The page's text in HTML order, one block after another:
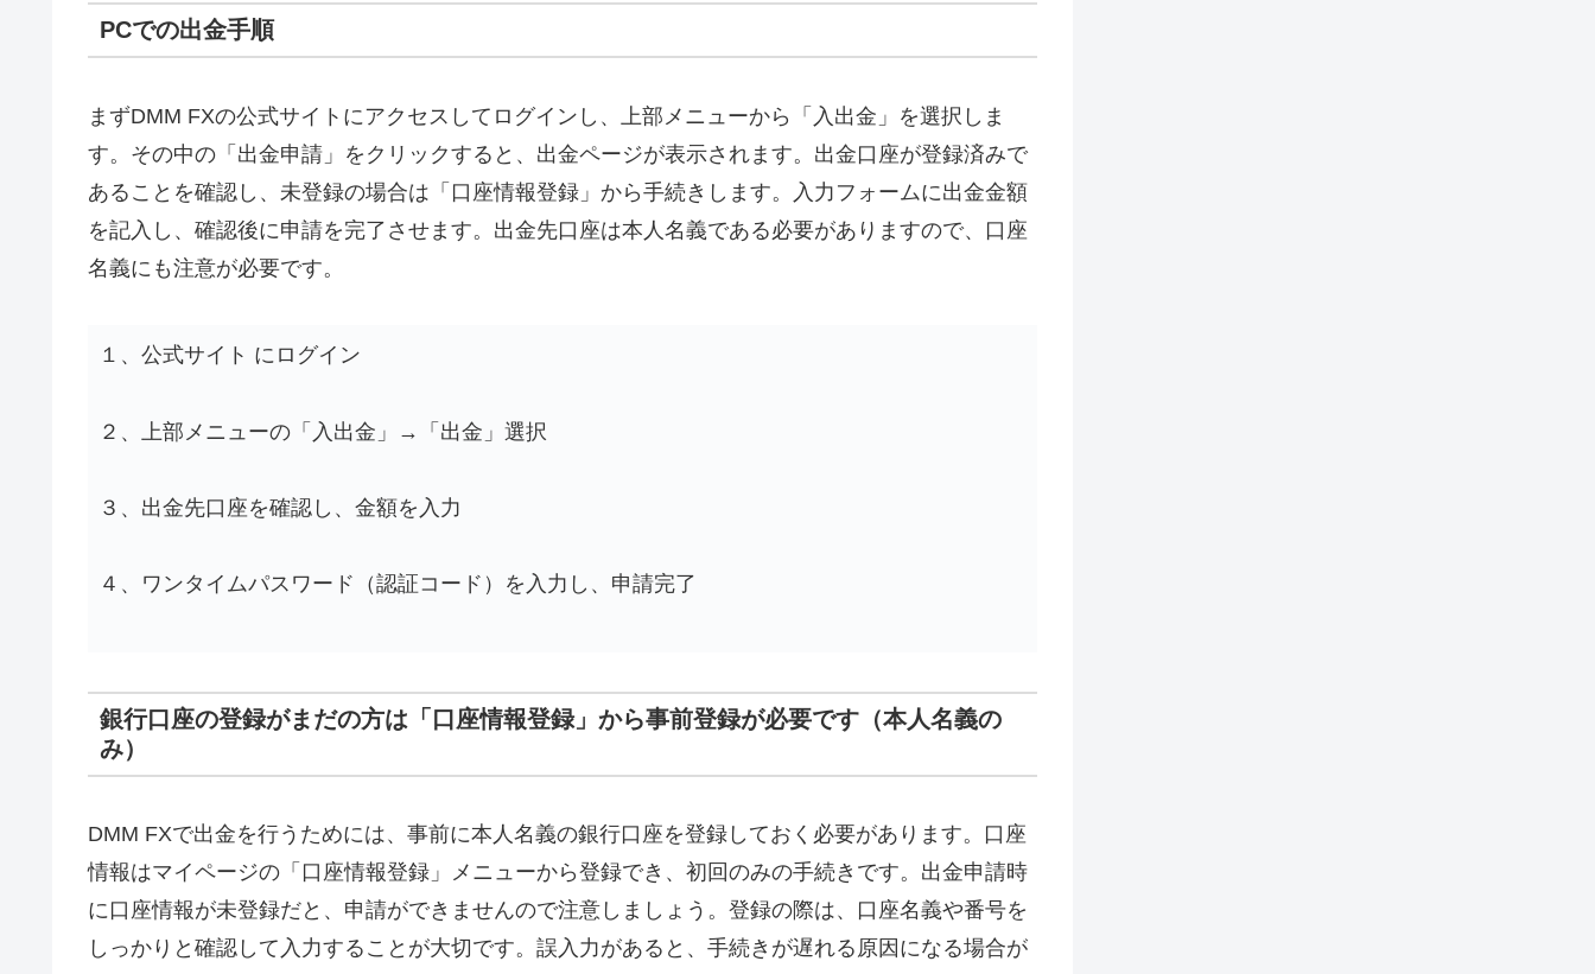
PCでの出金手順
まずDMM FXの公式サイトにアクセスしてログインし、上部メニューから「入出金」を選択しま
す。その中の「出金申請」をクリックすると、出金ページが表示されます。出金口座が登録済みで
あることを確認し、未登録の場合は「口座情報登録」から手続きします。入力フォームに出金金額
を記入し、確認後に申請を完了させます。出金先口座は本人名義である必要がありますので、口座
名義にも注意が必要です。
１、公式サイト にログイン
２、上部メニューの「入出金」→「出金」選択
３、出金先口座を確認し、金額を入力
４、ワンタイムパスワード（認証コード）を入力し、申請完了
銀行口座の登録がまだの方は「口座情報登録」から事前登録が必要です（本人名義の
み）
DMM FXで出金を行うためには、事前に本人名義の銀行口座を登録しておく必要があります。口座
情報はマイページの「口座情報登録」メニューから登録でき、初回のみの手続きです。出金申請時
に口座情報が未登録だと、申請ができませんので注意しましょう。登録の際は、口座名義や番号を
しっかりと確認して入力することが大切です。誤入力があると、手続きが遅れる原因になる場合が